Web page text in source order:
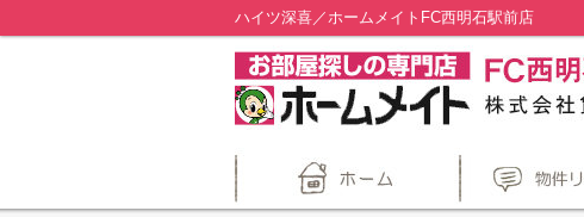
ハイツ深喜／ホームメイトFC西明石駅前店